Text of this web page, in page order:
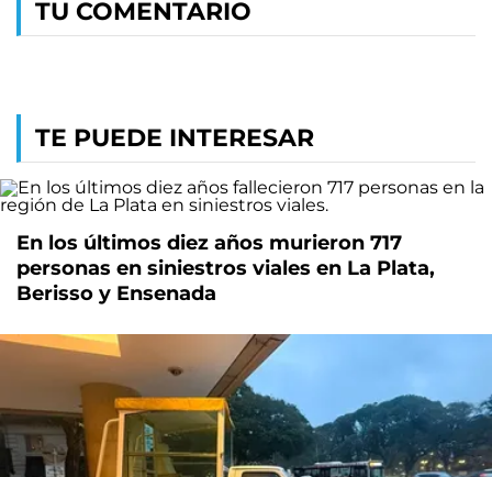
TU COMENTARIO
TE PUEDE INTERESAR
En los últimos diez años murieron 717
personas en siniestros viales en La Plata,
Berisso y Ensenada